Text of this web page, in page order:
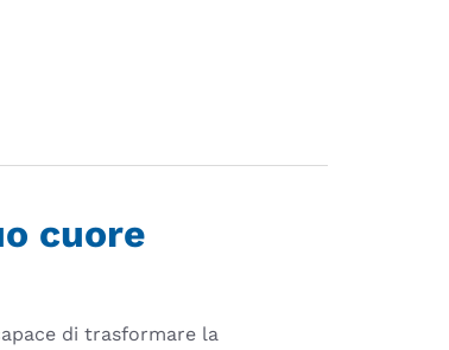
cuore
di trasformare la